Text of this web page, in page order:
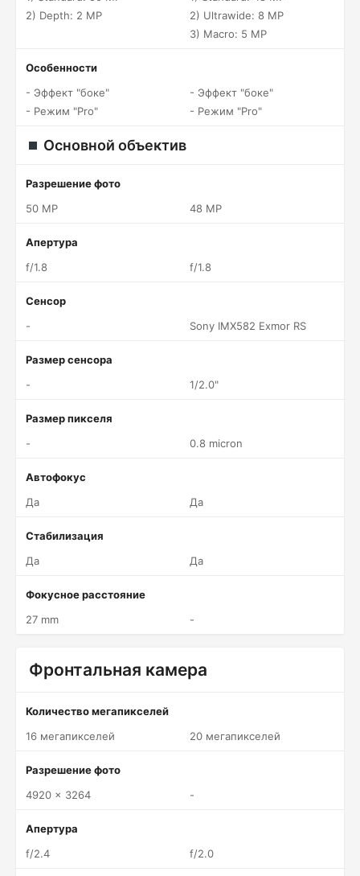
2) Depth: 2 MP
2) Ultrawide: 8 MP
3) Macro: 5 MP
Особенности
- Эффект "боке"
- Режим "Pro"
- Эффект "боке"
- Режим "Pro"
Основной объектив
Разрешение фото
50 MP
48 MP
Апертура
f/1.8
f/1.8
Сенсор
-
Sony IMX582 Exmor RS
Размер сенсора
-
1/2.0"
Размер пикселя
-
0.8 micron
Автофокус
Да
Да
Стабилизация
Да
Да
Фокусное расстояние
27 mm
-
Фронтальная камера
Количество мегапикселей
16 мегапикселей
20 мегапикселей
Разрешение фото
4920 x 3264
-
Апертура
f/2.4
f/2.0